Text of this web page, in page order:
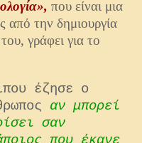
που είναι μια
από την δημιουργία
γράφει για το
έζησε ο
αν μπορεί
σαν